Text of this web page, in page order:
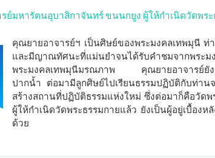
ย์มหารัตนอุบาสิกาจันทร์ ขนนกยูง ผู้ให้กำเนิดวัดพระ
คุณยายอาจารย์ฯ เป็นศิษย์ของพระมงคลเทพมุนี
และมีญาณทัศนะที่แม่นยำจนได้รับคำชมจากพระ
พระมงคลเทพมุนีมรณภาพ คุณยายอาจารย์ยัง
ปากน้ำ ต่อมามีลูกศิษย์ไปเรียนธรรมปฏิบัติกับท่า
สร้างสถานที่ปฏิบัติธรรมแห่งใหม่ ซึ่งต่อมาก็คือวัด
ผู้ให้กำเนิดวัดพระธรรมกายแล้ว ยังเป็นผู้อยู่เบื้องห
ด้วย